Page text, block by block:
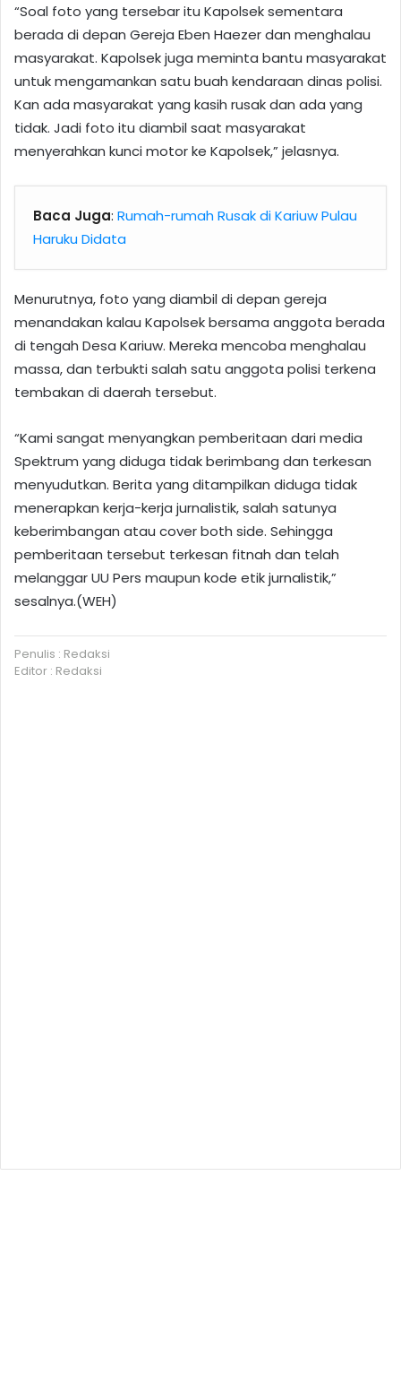
“Soal foto yang tersebar itu Kapolsek sementara
berada di depan Gereja Eben Haezer dan menghalau
masyarakat. Kapolsek juga meminta bantu masyarakat
untuk mengamankan satu buah kendaraan dinas polisi.
Kan ada masyarakat yang kasih rusak dan ada yang
tidak. Jadi foto itu diambil saat masyarakat
menyerahkan kunci motor ke Kapolsek,” jelasnya.
Baca Juga: Rumah-rumah Rusak di Kariuw Pulau
Haruku Didata
Menurutnya, foto yang diambil di depan gereja
menandakan kalau Kapolsek bersama anggota berada
di tengah Desa Kariuw. Mereka mencoba menghalau
massa, dan terbukti salah satu anggota polisi terkena
tembakan di daerah tersebut.
“Kami sangat menyangkan pemberitaan dari media
Spektrum yang diduga tidak berimbang dan terkesan
menyudutkan. Berita yang ditampilkan diduga tidak
menerapkan kerja-kerja jurnalistik, salah satunya
keberimbangan atau cover both side. Sehingga
pemberitaan tersebut terkesan fitnah dan telah
melanggar UU Pers maupun kode etik jurnalistik,”
sesalnya.(WEH)
Penulis : Redaksi
Editor : Redaksi